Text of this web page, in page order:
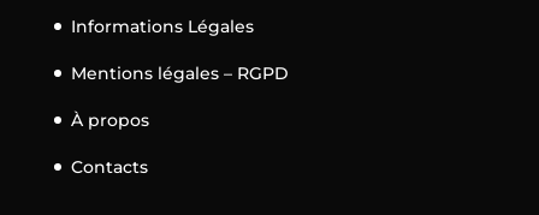
Informations Légales
Mentions légales – RGPD
À propos
Contacts